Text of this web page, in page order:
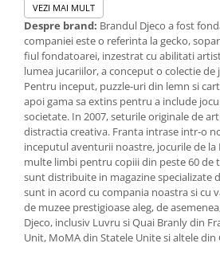
intensitatea culorii din pozele
ecranul de pe care se vizualizeaza
VEZI MAI MULT
Despre brand: Brandul Djeco a fost
companiei este o referinta la gecko,
fiul fondatoarei, inzestrat cu abilitati
lumea jucariilor, a conceput o colectie de
Pentru inceput, puzzle-uri din lemn si
apoi gama sa extins pentru a include
societate. In 2007, seturile originale de
distractia creativa. Franta intrase intr-o
inceputul aventurii noastre, jocurile de la
multe limbi pentru copiii din peste 60 de
sunt distribuite in magazine specializate
sunt in acord cu compania noastra si cu
de muzee prestigioase aleg, de
Djeco, inclusiv Luvru si Quai Branly din
Unit, MoMA din Statele Unite si altele din